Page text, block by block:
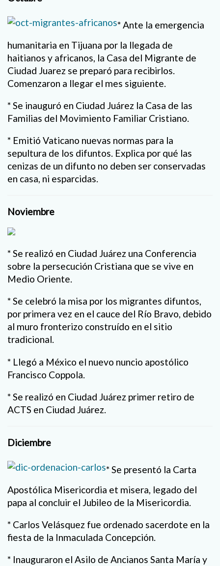
* Ante la emergencia
humanitaria en Tijuana por la llegada de
haitianos y africanos, la Casa del Migrante de
Ciudad Juarez se preparó para recibirlos.
Comenzaron a llegar el mes siguiente.
* Se inauguró en Ciudad Juárez la Casa de las
Familias del Movimiento Familiar Cristiano.
* Emitió Vaticano nuevas normas para la
sepultura de los difuntos. Explica por qué las
cenizas de un difunto no deben ser conservadas
en casa, ni esparcidas.
Noviembre
* Se realizó en Ciudad Juárez una Conferencia
sobre la persecución Cristiana que se vive en
Medio Oriente.
* Se celebró la misa por los migrantes difuntos,
por primera vez en el cauce del Río Bravo, debido
al muro fronterizo construído en el sitio
tradicional.
* Llegó a México el nuevo nuncio apostólico
Francisco Coppola.
* Se realizó en Ciudad Juárez primer retiro de
ACTS en Ciudad Juárez.
Diciembre
* Se presentó la Carta
Apostólica Misericordia et misera, legado del
papa al concluir el Jubileo de la Misericordia.
* Carlos Velásquez fue ordenado sacerdote en la
fiesta de la Inmaculada Concepción.
* Inauguraron el Asilo de Ancianos Santa María y